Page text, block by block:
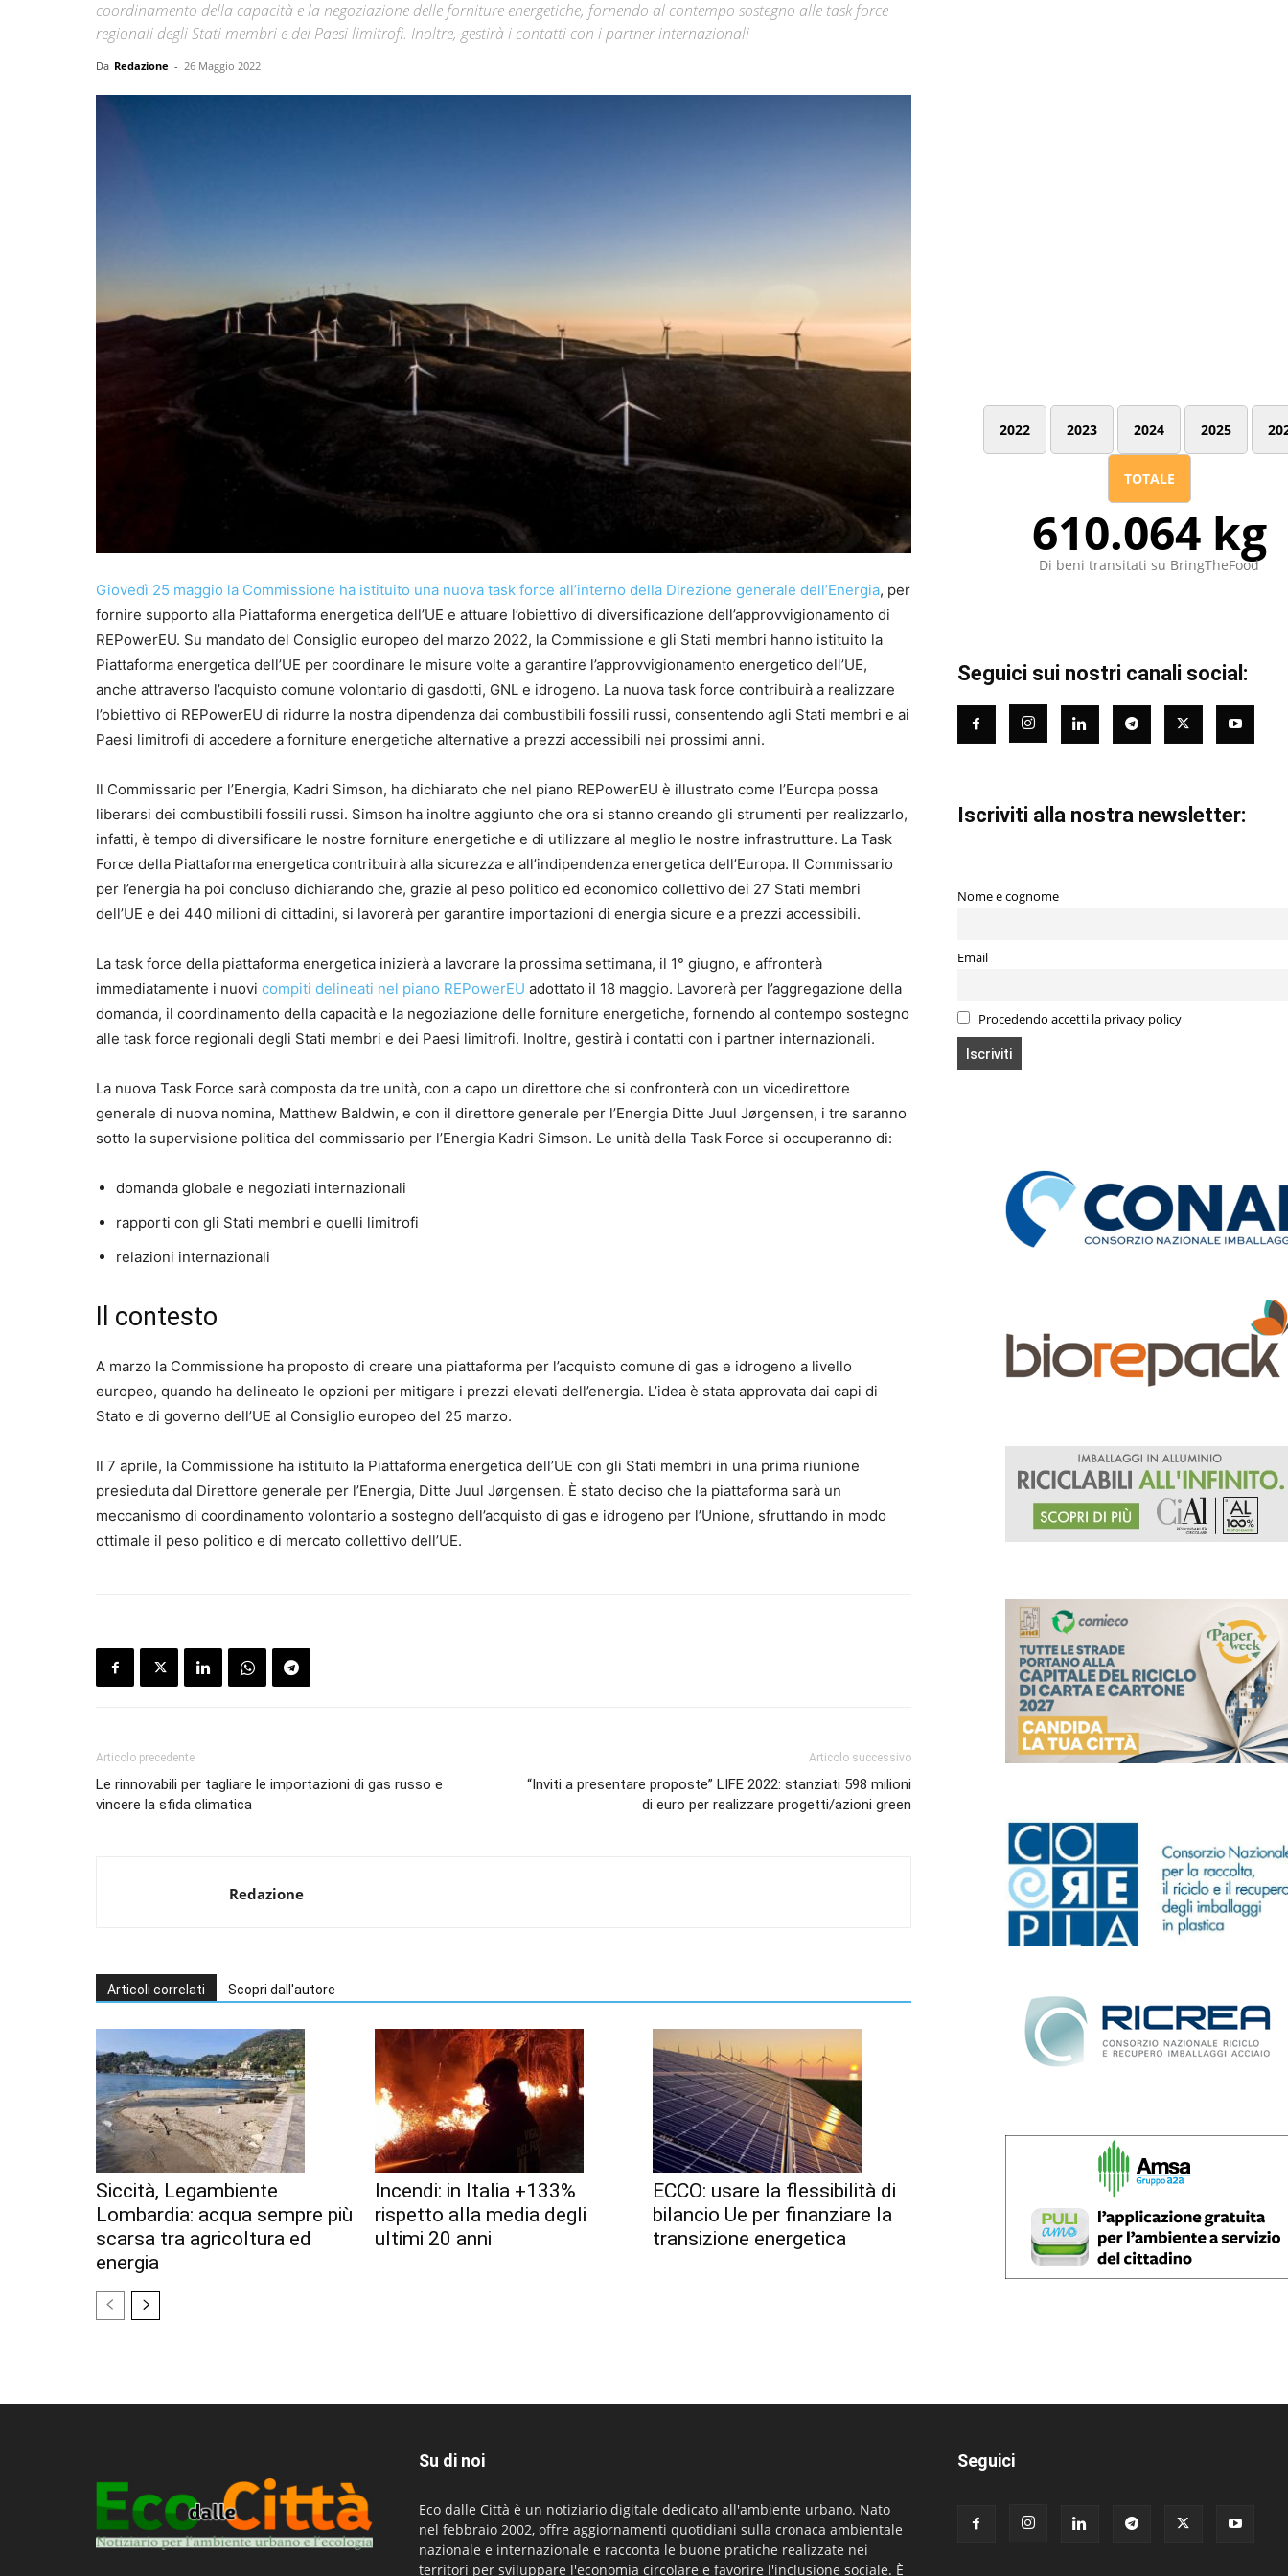
Città
coordinamento della capacità e la negoziazione delle forniture energetiche, fornendo al contempo sostegno alle task force
regionali degli Stati membri e dei Paesi limitrofi. Inoltre, gestirà i contatti con i partner internazionali
Da Redazione - 26 Maggio 2022
Giovedì 25 maggio la Commissione ha istituito una nuova task force all’interno della Direzione generale dell’Energia, per
fornire supporto alla Piattaforma energetica dell’UE e attuare l’obiettivo di diversificazione dell’approvvigionamento di
REPowerEU. Su mandato del Consiglio europeo del marzo 2022, la Commissione e gli Stati membri hanno istituito la
Piattaforma energetica dell’UE per coordinare le misure volte a garantire l’approvvigionamento energetico dell’UE,
anche attraverso l’acquisto comune volontario di gasdotti, GNL e idrogeno. La nuova task force contribuirà a realizzare
l’obiettivo di REPowerEU di ridurre la nostra dipendenza dai combustibili fossili russi, consentendo agli Stati membri e ai
Paesi limitrofi di accedere a forniture energetiche alternative a prezzi accessibili nei prossimi anni.
Il Commissario per l’Energia, Kadri Simson, ha dichiarato che nel piano REPowerEU è illustrato come l’Europa possa
liberarsi dei combustibili fossili russi. Simson ha inoltre aggiunto che ora si stanno creando gli strumenti per realizzarlo,
infatti, è tempo di diversificare le nostre forniture energetiche e di utilizzare al meglio le nostre infrastrutture. La Task
Force della Piattaforma energetica contribuirà alla sicurezza e all’indipendenza energetica dell’Europa. Il Commissario
per l’energia ha poi concluso dichiarando che, grazie al peso politico ed economico collettivo dei 27 Stati membri
dell’UE e dei 440 milioni di cittadini, si lavorerà per garantire importazioni di energia sicure e a prezzi accessibili.
La task force della piattaforma energetica inizierà a lavorare la prossima settimana, il 1° giugno, e affronterà
immediatamente i nuovi compiti delineati nel piano REPowerEU adottato il 18 maggio. Lavorerà per l’aggregazione della
domanda, il coordinamento della capacità e la negoziazione delle forniture energetiche, fornendo al contempo sostegno
alle task force regionali degli Stati membri e dei Paesi limitrofi. Inoltre, gestirà i contatti con i partner internazionali.
La nuova Task Force sarà composta da tre unità, con a capo un direttore che si confronterà con un vicedirettore
generale di nuova nomina, Matthew Baldwin, e con il direttore generale per l’Energia Ditte Juul Jørgensen, i tre saranno
sotto la supervisione politica del commissario per l’Energia Kadri Simson. Le unità della Task Force si occuperanno di:
domanda globale e negoziati internazionali
rapporti con gli Stati membri e quelli limitrofi
relazioni internazionali
Il contesto
A marzo la Commissione ha proposto di creare una piattaforma per l’acquisto comune di gas e idrogeno a livello
europeo, quando ha delineato le opzioni per mitigare i prezzi elevati dell’energia. L’idea è stata approvata dai capi di
Stato e di governo dell’UE al Consiglio europeo del 25 marzo.
Il 7 aprile, la Commissione ha istituito la Piattaforma energetica dell’UE con gli Stati membri in una prima riunione
presieduta dal Direttore generale per l’Energia, Ditte Juul Jørgensen. È stato deciso che la piattaforma sarà un
meccanismo di coordinamento volontario a sostegno dell’acquisto di gas e idrogeno per l’Unione, sfruttando in modo
ottimale il peso politico e di mercato collettivo dell’UE.
Articolo precedente
Le rinnovabili per tagliare le importazioni di gas russo e
vincere la sfida climatica
Articolo successivo
“Inviti a presentare proposte” LIFE 2022: stanziati 598 milioni
di euro per realizzare progetti/azioni green
Redazione
Articoli correlati Scopri dall'autore
Siccità, Legambiente
Lombardia: acqua sempre più
scarsa tra agricoltura ed
energia
Incendi: in Italia +133%
rispetto alla media degli
ultimi 20 anni
ECCO: usare la flessibilità di
bilancio Ue per finanziare la
transizione energetica
2022 2023 2024 2025
TOTALE
610.064 kg
Di beni transitati su BringTheFood
Seguici sui nostri canali social:
Iscriviti alla nostra newsletter:
Nome e cognome
Email
Procedendo accetti la privacy policy
Su di noi
Eco dalle Città è un notiziario digitale dedicato all'ambiente urbano. Nato
nel febbraio 2002, offre aggiornamenti quotidiani sulla cronaca ambientale
nazionale e internazionale e racconta le buone pratiche realizzate nei
territori per sviluppare l'economia circolare e favorire l'inclusione sociale. È
Seguici